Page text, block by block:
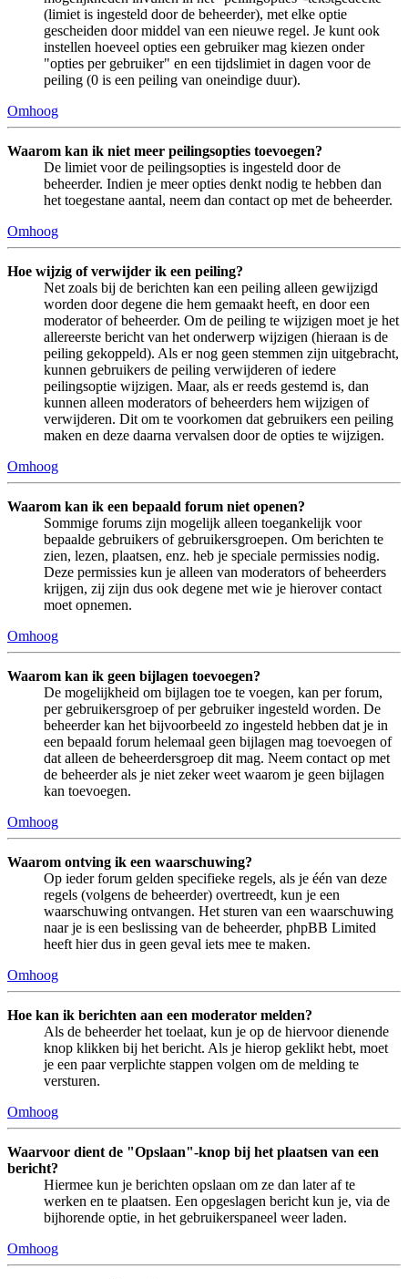
(limiet is ingesteld door de beheerder), met elke optie
gescheiden door middel van een nieuwe regel. Je kunt ook
instellen hoeveel opties een gebruiker mag kiezen onder
"opties per gebruiker" en een tijdslimiet in dagen voor de
peiling (0 is een peiling van oneindige duur).
Omhoog
Waarom kan ik niet meer peilingsopties toevoegen?
De limiet voor de peilingsopties is ingesteld door de
beheerder. Indien je meer opties denkt nodig te hebben dan
het toegestane aantal, neem dan contact op met de beheerder.
Omhoog
Hoe wijzig of verwijder ik een peiling?
Net zoals bij de berichten kan een peiling alleen gewijzigd
worden door degene die hem gemaakt heeft, en door een
moderator of beheerder. Om de peiling te wijzigen moet je het
allereerste bericht van het onderwerp wijzigen (hieraan is de
peiling gekoppeld). Als er nog geen stemmen zijn uitgebracht,
kunnen gebruikers de peiling verwijderen of iedere
peilingsoptie wijzigen. Maar, als er reeds gestemd is, dan
kunnen alleen moderators of beheerders hem wijzigen of
verwijderen. Dit om te voorkomen dat gebruikers een peiling
maken en deze daarna vervalsen door de opties te wijzigen.
Omhoog
Waarom kan ik een bepaald forum niet openen?
Sommige forums zijn mogelijk alleen toegankelijk voor
bepaalde gebruikers of gebruikersgroepen. Om berichten te
zien, lezen, plaatsen, enz. heb je speciale permissies nodig.
Deze permissies kun je alleen van moderators of beheerders
krijgen, zij zijn dus ook degene met wie je hierover contact
moet opnemen.
Omhoog
Waarom kan ik geen bijlagen toevoegen?
De mogelijkheid om bijlagen toe te voegen, kan per forum,
per gebruikersgroep of per gebruiker ingesteld worden. De
beheerder kan het bijvoorbeeld zo ingesteld hebben dat je in
een bepaald forum helemaal geen bijlagen mag toevoegen of
dat alleen de beheerdersgroep dit mag. Neem contact op met
de beheerder als je niet zeker weet waarom je geen bijlagen
kan toevoegen.
Omhoog
Waarom ontving ik een waarschuwing?
Op ieder forum gelden specifieke regels, als je één van deze
regels (volgens de beheerder) overtreedt, kun je een
waarschuwing ontvangen. Het sturen van een waarschuwing
naar je is een beslissing van de beheerder, phpBB Limited
heeft hier dus in geen geval iets mee te maken.
Omhoog
Hoe kan ik berichten aan een moderator melden?
Als de beheerder het toelaat, kun je op de hiervoor dienende
knop klikken bij het bericht. Als je hierop geklikt hebt, moet
je een paar verplichte stappen volgen om de melding te
versturen.
Omhoog
Waarvoor dient de "Opslaan"-knop bij het plaatsen van een
bericht?
Hiermee kun je berichten opslaan om ze dan later af te
werken en te plaatsen. Een opgeslagen bericht kun je, via de
bijhorende optie, in het gebruikerspaneel weer laden.
Omhoog